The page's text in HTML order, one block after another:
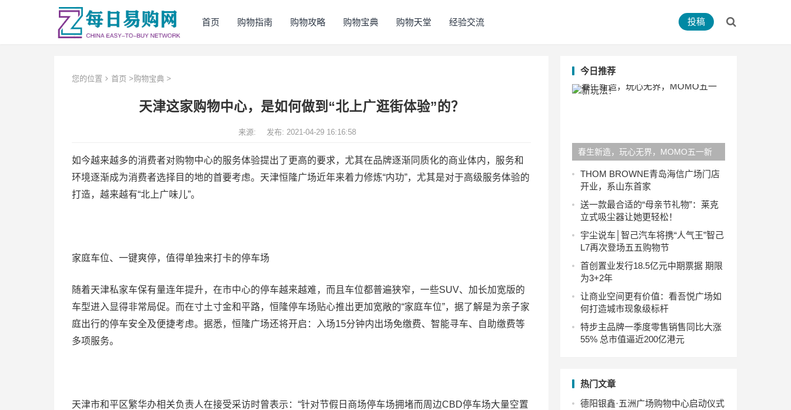
首页 购物指南 购物攻略 购物宝典 购物天堂 经验交流 投稿
您的位置 首页 >购物宝典 >
天津这家购物中心，是如何做到“北上广逛街体验”的？
来源: 发布: 2021-04-29 16:16:58
如今越来越多的消费者对购物中心的服务体验提出了更高的要求，尤其在品牌逐渐同质化的商业体内，服务和
环境逐渐成为消费者选择目的地的首要考虑。天津恒隆广场近年来着力修炼“内功”，尤其是对于高级服务体验的
打造，越来越有“北上广味儿”。
家庭车位、一键爽停，值得单独来打卡的停车场
随着天津私家车保有量连年提升，在市中心的停车越来越难，而且车位都普遍狭窄，一些SUV、加长加宽版的
车型进入显得非常局促。而在寸土寸金和平路，恒隆停车场贴心推出更加宽敞的“家庭车位”，据了解是为亲子家
庭出行的停车安全及便捷考虑。据悉，恒隆广场还将开启：入场15分钟内出场免缴费、智能寻车、自助缴费等
多项服务。
天津市和平区繁华办相关负责人在接受采访时曾表示：“针对节假日商场停车场拥堵而周边CBD停车场大量空置
今日推荐
春生新造，玩心无界，MOMO五一新
玩法！
THOM BROWNE青岛海信广场门店
开业，系山东首家
送一款最合适的“母亲节礼物”：莱克
立式吸尘器让她更轻松！
宇尘说车│智己汽车将携“人气王”智己
L7再次登场五五购物节
首创置业发行18.5亿元中期票据 期限
为3+2年
让商业空间更有价值：看吾悦广场如
何打造城市现象级标杆
特步主品牌一季度零售销售同比大涨
55% 总市值逼近200亿港元
热门文章
德阳银鑫·五洲广场购物中心启动仪式